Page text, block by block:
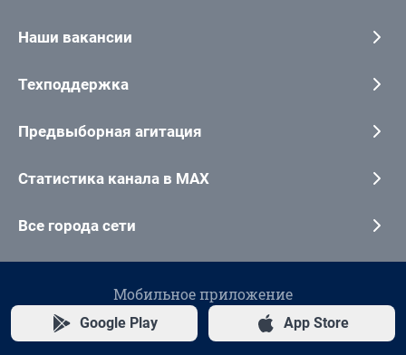
Наши вакансии
Техподдержка
Предвыборная агитация
Статистика канала в MAX
Все города сети
Мобильное приложение
Google Play App Store